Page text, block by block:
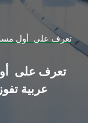
تعرف على أول
تعرف على
عربية